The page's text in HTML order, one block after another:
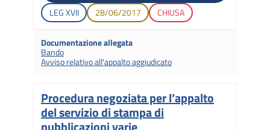
Legislatura di apertura
LEGXVII Data di apertura
28/06/2017 Stato gara
CHIUSA
Documentazione allegata
Bando
Avviso relativo all'appalto aggiudicato
Titolo
Procedura negoziata per l’appalto
del servizio di stampa di